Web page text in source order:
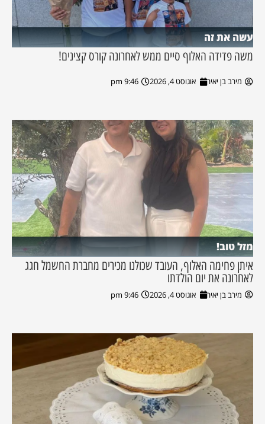
עשה את זה
משה פדידה האלוף סיים ממש לאחרונה קורס קצינים!
מירב בן יאיר אוגוסט 4, 2026 9:46 pm
מזל טוב!
איתן פחימה האלוף, העובד שכולנו מכירים מחברת החשמל חגג
לאחרונה את יום הולדתו
מירב בן יאיר אוגוסט 4, 2026 9:46 pm